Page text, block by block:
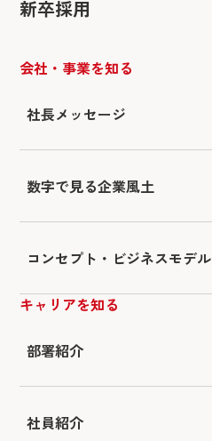
新卒採用
会社・事業を知る
社長メッセージ
数字で見る企業風土
コンセプト・ビジネスモデル
キャリアを知る
部署紹介
社員紹介